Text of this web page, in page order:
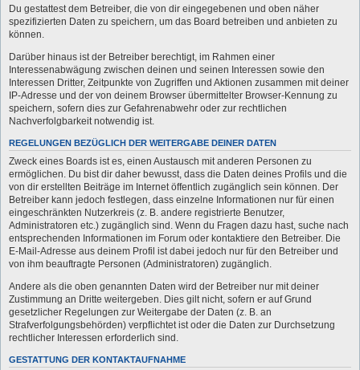
Du gestattest dem Betreiber, die von dir eingegebenen und oben näher
spezifizierten Daten zu speichern, um das Board betreiben und anbieten zu
können.
Darüber hinaus ist der Betreiber berechtigt, im Rahmen einer
Interessenabwägung zwischen deinen und seinen Interessen sowie den
Interessen Dritter, Zeitpunkte von Zugriffen und Aktionen zusammen mit deiner
IP-Adresse und der von deinem Browser übermittelter Browser-Kennung zu
speichern, sofern dies zur Gefahrenabwehr oder zur rechtlichen
Nachverfolgbarkeit notwendig ist.
REGELUNGEN BEZÜGLICH DER WEITERGABE DEINER DATEN
Zweck eines Boards ist es, einen Austausch mit anderen Personen zu
ermöglichen. Du bist dir daher bewusst, dass die Daten deines Profils und die
von dir erstellten Beiträge im Internet öffentlich zugänglich sein können. Der
Betreiber kann jedoch festlegen, dass einzelne Informationen nur für einen
eingeschränkten Nutzerkreis (z. B. andere registrierte Benutzer,
Administratoren etc.) zugänglich sind. Wenn du Fragen dazu hast, suche nach
entsprechenden Informationen im Forum oder kontaktiere den Betreiber. Die
E-Mail-Adresse aus deinem Profil ist dabei jedoch nur für den Betreiber und
von ihm beauftragte Personen (Administratoren) zugänglich.
Andere als die oben genannten Daten wird der Betreiber nur mit deiner
Zustimmung an Dritte weitergeben. Dies gilt nicht, sofern er auf Grund
gesetzlicher Regelungen zur Weitergabe der Daten (z. B. an
Strafverfolgungsbehörden) verpflichtet ist oder die Daten zur Durchsetzung
rechtlicher Interessen erforderlich sind.
GESTATTUNG DER KONTAKTAUFNAHME